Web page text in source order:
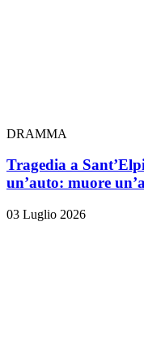
DRAMMA
Tragedia a
un’auto: muore
03 Luglio 2026